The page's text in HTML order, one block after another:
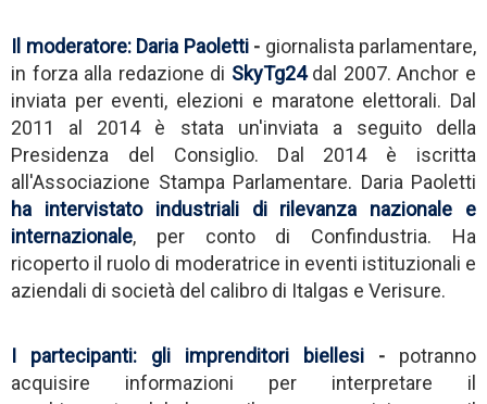
Il moderatore: Daria Paoletti - giornalista parlamentare,
in forza alla redazione di SkyTg24dal 2007. Anchor e
inviata per eventi, elezioni e maratone elettorali. Dal
2011 al 2014 è stata un'inviata a seguito della
Presidenza del Consiglio. Dal 2014 è iscritta
all'Associazione Stampa Parlamentare. Daria Paoletti
ha intervistato industriali di rilevanza nazionale e
internazionale, per conto di Confindustria. Ha
ricoperto il ruolo di moderatrice in eventi istituzionali e
aziendali di società del calibro di Italgas e Verisure.
I partecipanti: gli imprenditori biellesi - potranno
acquisire informazioni per interpretare il